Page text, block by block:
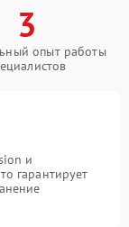
3
опыт работы
и
гарантирует